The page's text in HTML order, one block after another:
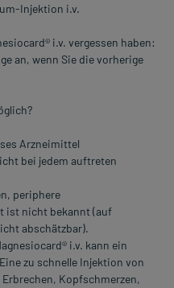
Injektion i.v.
i.v. vergessen haben:
an, wenn Sie die vorherige
Arzneimittel
bei jedem auftreten
periphere
ist nicht bekannt (auf
abschätzbar).
i.v. kann ein
zu schnelle Injektion von
Kopfschmerzen,